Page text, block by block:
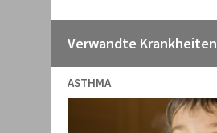
Verwandte Krankheiten
ASTHMA